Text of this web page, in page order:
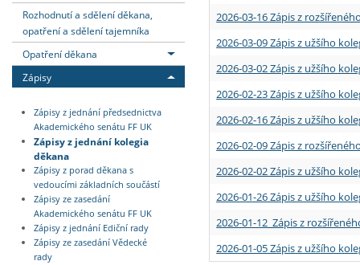
Rozhodnutí a sdělení děkana,
opatření a sdělení tajemníka
Opatření děkana
Zápisy
Zápisy z jednání předsednictva
Akademického senátu FF UK
Zápisy z jednání kolegia
děkana
Zápisy z porad děkana s
vedoucími základních součástí
Zápisy ze zasedání
Akademického senátu FF UK
Zápisy z jednání Ediční rady
Zápisy ze zasedání Vědecké
rady
2026-03-16 Zápis z
2026-03-09 Zápis z užšího
2026-03-02 Zápis z užšího
2026-02-23 Zápis z užšího
2026-02-16 Zápis z užšího
2026-02-09 Zápis z
2026-02-02 Zápis z užšího
2026-01-26 Zápis z užšího
2026-01-12 Zápis z
2026-01-05 Zápis z užšího